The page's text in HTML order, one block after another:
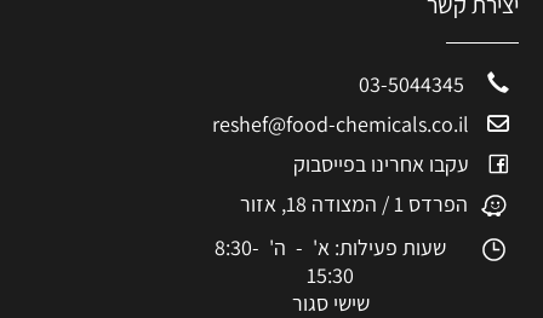
reshef@food-chemicals.co.il
עקבו אחרינו בפייסבוק
הפרדס 1 / המצודה 18, אזור
שעות פעילות: א' - ה' 8:30-
15:30
שישי סגור